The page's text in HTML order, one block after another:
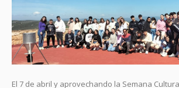
El 7 de abril y aprovechando la Semana